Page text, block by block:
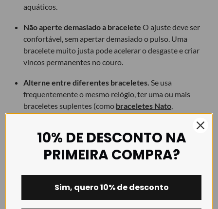
aquáticos.
Não aperte demasiado a bracelete O ajuste deve ser
confortável, sem apertar demasiado o pulso. Uma
bracelete muito justa pode acelerar o desgaste e criar
vincos permanentes no couro.
Alterne entre diferentes braceletes. Se usa
frequentemente o mesmo relógio, ter uma ou mais
braceletes suplentes (como braceletes Nato
bracelete de pele.
Armazene corretamente a bracelete.
Quando não
fresco, idealmente dentro de umacaixa para relógios
10% DE DESCONTO NA
PRIMEIRA COMPRA?
Sim, quero 10% de desconto